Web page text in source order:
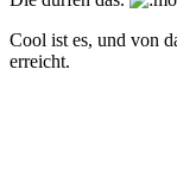
Cool ist es, und von
erreicht.